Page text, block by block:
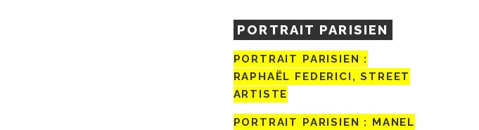
PORTRAIT PARISIEN
PORTRAIT PARISIEN :
RAPHAËL FEDERICI, STREET
ARTISTE
PORTRAIT PARISIEN : MANEL